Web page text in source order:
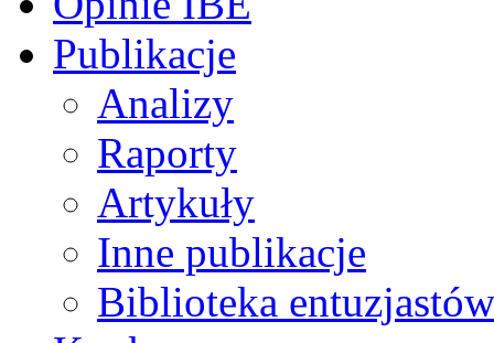
Publikacje
Analizy
Raporty
Artykuły
Inne publikacje
Biblioteka